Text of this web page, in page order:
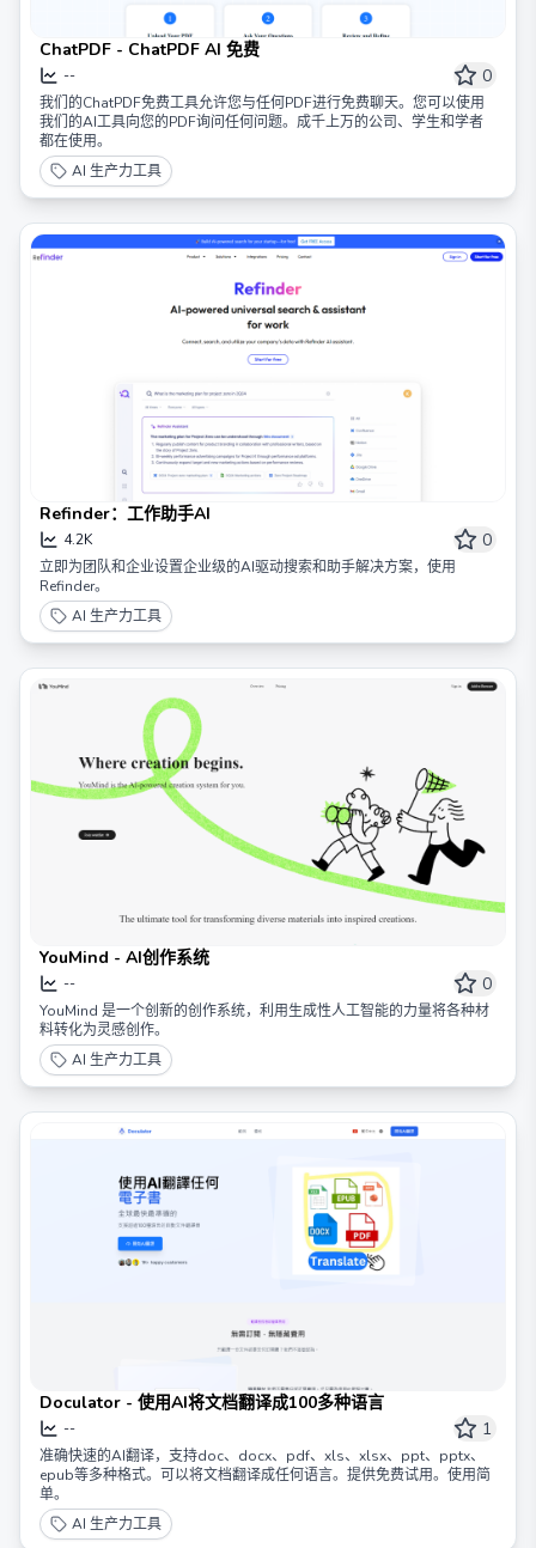
ChatPDF - ChatPDF AI 免费
-- 0
我们的ChatPDF免费工具允许您与任何PDF进行免费聊天。您可以使用
我们的AI工具向您的PDF询问任何问题。成千上万的公司、学生和学者
都在使用。
AI 生产力工具
Refinder：工作助手AI
4.2K 0
立即为团队和企业设置企业级的AI驱动搜索和助手解决方案，使用
Refinder。
AI 生产力工具
YouMind - AI创作系统
-- 0
YouMind 是一个创新的创作系统，利用生成性人工智能的力量将各种材
料转化为灵感创作。
AI 生产力工具
Doculator - 使用AI将文档翻译成100多种语言
-- 1
准确快速的AI翻译，支持doc、docx、pdf、xls、xlsx、ppt、pptx、
epub等多种格式。可以将文档翻译成任何语言。提供免费试用。使用简
单。
AI 生产力工具